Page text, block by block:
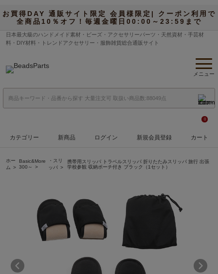
お買得DAY 通販サイト限定 会員様限定| クーポン利用で
全商品10％オフ！毎週金曜日00:00～23:59まで
日本最大級のハンドメイド素材・ビーズ・アクセサリーパーツ・天然資材・手芸材
料・DIY材料・トレンドアクセサリー・服飾雑貨総合通販サイト
メニュー
カテゴリー 新商品 ログイン 新規会員登録
0
カート
ホー
ム
Basic&More
300～
・スリ
ッパ
携帯用スリッパ トラベルスリッパ 折りたたみスリッパ 旅行 出張
学校参観 収納ポーチ付き ブラック（1セット）